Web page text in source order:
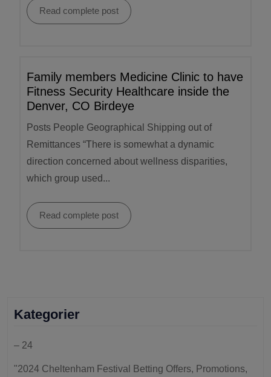
Read complete post
Family members Medicine Clinic to have
Fitness Security Healthcare inside the
Denver, CO Birdeye
Posts People Geographical Shipping out of
Remittances “There is somewhat a dynamic
direction concerned about wellness disparities,
which group used...
Read complete post
Kategorier
– 24
"2024 Cheltenham Festival Betting Offers, Promotions,